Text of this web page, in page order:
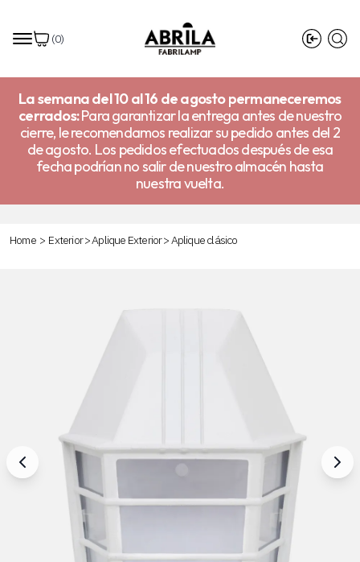
(0)
La semana del 10 al 16 de agosto permaneceremos
cerrados:Para garantizar la entrega antes de nuestro
cierre, le recomendamos realizar su pedido antes del 2
de agosto. Los pedidos efectuados después de esa
fecha podrían no salir de nuestro almacén hasta
nuestra vuelta.
Home > Exterior>Aplique Exterior>Aplique clásico